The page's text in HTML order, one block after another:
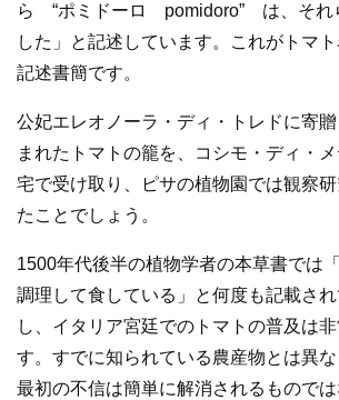
ら “ポミドーロ pomidoro” は、それ
した」と記述しています。これがトマ
記述書簡です。
公妃エレオノーラ・ディ・トレドに寄
まれたトマトの籠を、コシモ・ディ・
宅で受け取り、ピサの植物園では観察
たことでしょう。
1500年代後半の植物学者の本草書では
調理して食している」と何度も記載さ
し、イタリア宮廷でのトマトの普及は
す。すでに知られている農産物とは異
最初の不信は簡単に解消されるもので